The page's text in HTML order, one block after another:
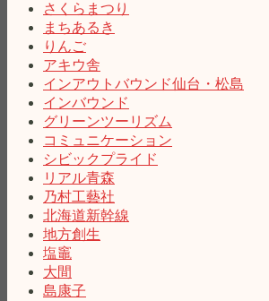
さくらまつり
まちあるき
りんご
アキウ舎
インアウトバウンド仙台・松島
インバウンド
グリーンツーリズム
コミュニケーション
シビックプライド
リアル青森
乃村工藝社
北海道新幹線
地方創生
塩竈
大間
島康子